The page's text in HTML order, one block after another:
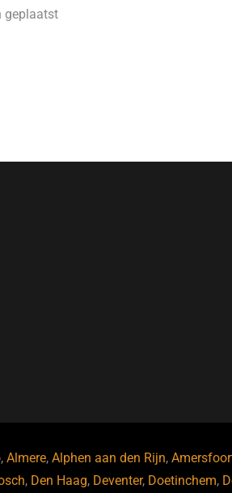
geplaatst
, Almere, Alphen aan den Rijn,
, Den Haag, Deventer, Doetinchem,